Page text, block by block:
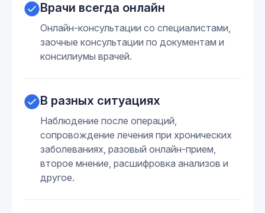
Врачи всегда онлайн
Онлайн-консультации со специалистами,
заочные консультации по документам и
консилиумы врачей.
В разных ситуациях
Наблюдение после операций,
сопровождение лечения при хронических
заболеваниях, разовый онлайн-прием,
второе мнение, расшифровка анализов и
другое.